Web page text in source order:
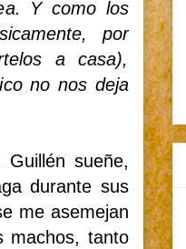
Y como los
por
a casa),
no nos deja
sueñe,
durante sus
me asemejan
machos, tanto